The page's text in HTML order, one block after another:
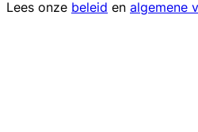
Lees onze beleid en algemene